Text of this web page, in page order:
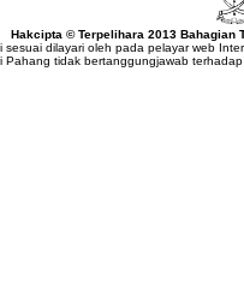
Hakcipta © Terpelihara 2013 Bahagian
sesuai dilayari oleh pada pelayar web
tidak bertanggungjawab